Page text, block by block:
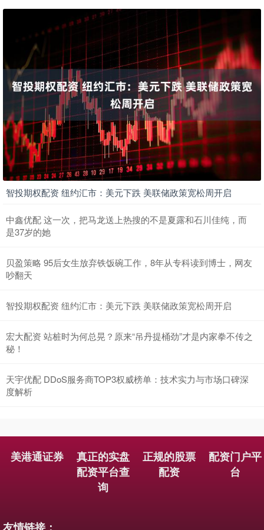
智投期权配资 纽约汇市：美元下跌 美联储政策宽松周开启
中鑫优配 这一次，把马龙送上热搜的不是夏露和石川佳纯，而
是37岁的她
贝盈策略 95后女生放弃铁饭碗工作，8年从专科读到博士，网友
吵翻天
智投期权配资 纽约汇市：美元下跌 美联储政策宽松周开启
宏大配资 站桩时为何总晃？原来“吊丹提桶劲”才是内家拳不传之
秘！
天宇优配 DDoS服务商TOP3权威榜单：技术实力与市场口碑深
度解析
美港通证券
真正的实盘
配资平台查
询
正规的股票
配资
配资门户平
台